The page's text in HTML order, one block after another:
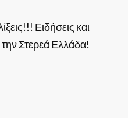
Ειδήσεις και
Στερεά Ελλάδα!